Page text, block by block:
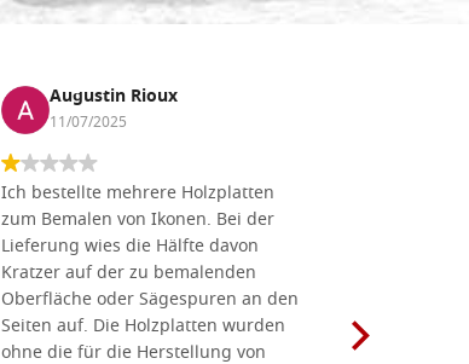
Augustin Rioux
11/07/2025
Ich bestellte mehrere Holzplatten
zum Bemalen von Ikonen. Bei der
Lieferung wies die Hälfte davon
Kratzer auf der zu bemalenden
Oberfläche oder Sägespuren an den
Seiten auf. Die Holzplatten wurden
ohne die für die Herstellung von